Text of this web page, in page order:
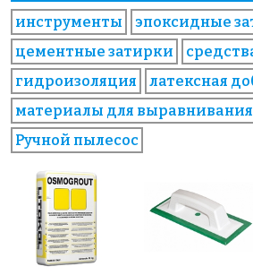
инструменты эпоксидные
цементные затирки
гидроизоляция
латексная
материалы для выравнивания
Ручной пылесос